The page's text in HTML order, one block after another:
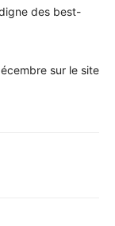
des best-
sur le site